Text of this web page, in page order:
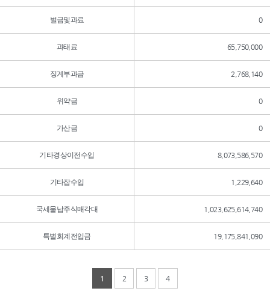
벌금및과료 0
과태료 65,750,000
징계부과금 2,768,140
위약금 0
가산금 0
기타경상이전수입 8,073,586,570
기타잡수입 1,229,640
국세물납주식매각대 1,023,625,614,740
특별회계전입금 19,175,841,090
1 2 3 4